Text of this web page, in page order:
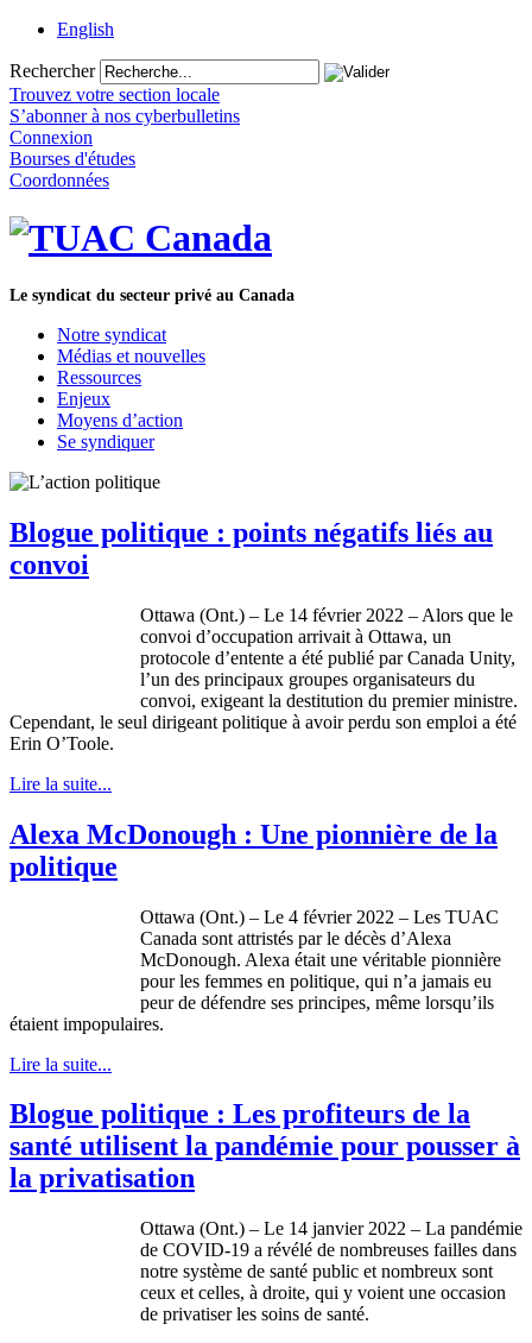
English
Rechercher
Trouvez votre section locale
S’abonner à nos cyberbulletins
Connexion
Bourses d'études
Coordonnées
Le syndicat du secteur privé au Canada
Notre syndicat
Médias et nouvelles
Ressources
Enjeux
Moyens d’action
Se syndiquer
Blogue politique : points négatifs liés au
convoi
Ottawa (Ont.) – Le 14 février 2022 – Alors que le
convoi d’occupation arrivait à Ottawa, un
protocole d’entente a été publié par Canada Unity,
l’un des principaux groupes organisateurs du
convoi, exigeant la destitution du premier ministre.
Cependant, le seul dirigeant politique à avoir perdu son emploi a été
Erin O’Toole.
Lire la suite...
Alexa McDonough : Une pionnière de la
politique
Ottawa (Ont.) – Le 4 février 2022 – Les TUAC
Canada sont attristés par le décès d’Alexa
McDonough. Alexa était une véritable pionnière
pour les femmes en politique, qui n’a jamais eu
peur de défendre ses principes, même lorsqu’ils
étaient impopulaires.
Lire la suite...
Blogue politique : Les profiteurs de la
santé utilisent la pandémie pour pousser à
la privatisation
Ottawa (Ont.) – Le 14 janvier 2022 – La pandémie
de COVID‑19 a révélé de nombreuses failles dans
notre système de santé public et nombreux sont
ceux et celles, à droite, qui y voient une occasion
de privatiser les soins de santé.